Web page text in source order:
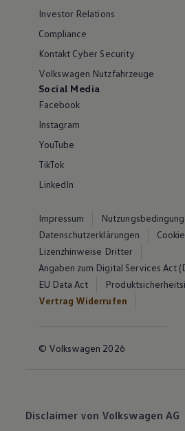
Investor Relations
Compliance
Kontakt Cyber Security
Volkswagen Nutzfahrzeuge
Social Media
Facebook
Instagram
YouTube
TikTok
LinkedIn
Impressum
Datenschutzerklärungen
Lizenzhinweise Dritter
Angaben zum Digital Services Act
EU Data Act
Vertrag Widerrufen
© Volkswagen 2026
Disclaimer von Volkswagen AG